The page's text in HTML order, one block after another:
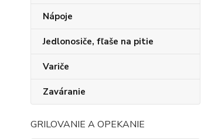
Nápoje
Jedlonosiče, fľaše na pitie
Variče
Zaváranie
GRILOVANIE A OPEKANIE